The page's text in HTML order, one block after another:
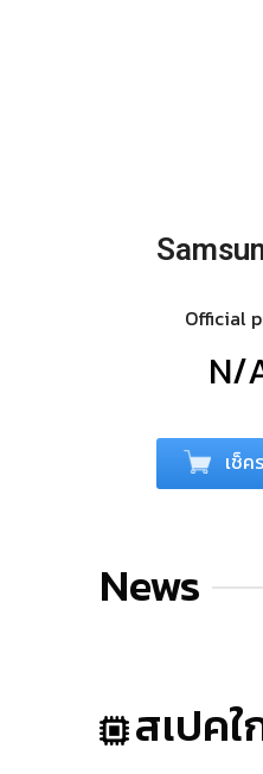
Official
N/
เช็ค
News
สเปค